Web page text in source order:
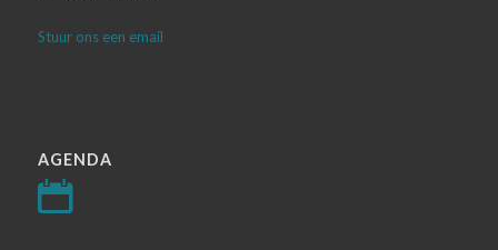
Stuur ons een email
AGENDA